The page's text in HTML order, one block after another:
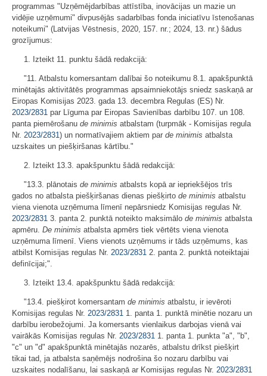
programmas "Uzņēmējdarbības attīstība, inovācijas un mazie un
vidējie uzņēmumi" divpusējās sadarbības fonda iniciatīvu īstenošanas
noteikumi" (Latvijas Vēstnesis, 2020, 157. nr.; 2024, 13. nr.) šādus
grozījumus:
1. Izteikt 11. punktu šādā redakcijā:
"11. Atbalstu komersantam dalībai šo noteikumu 8.1. apakšpunktā
minētajās aktivitātēs programmas apsaimniekotājs sniedz saskaņā ar
Eiropas Komisijas 2023. gada 13. decembra Regulas (ES) Nr.
2023/2831 par Līguma par Eiropas Savienības darbību 107. un 108.
panta piemērošanu de minimis atbalstam (turpmāk - Komisijas regula
Nr. 2023/2831) un normatīvajiem aktiem par de minimis atbalsta
uzskaites un piešķiršanas kārtību."
2. Izteikt 13.3. apakšpunktu šādā redakcijā:
"13.3. plānotais de minimis atbalsts kopā ar iepriekšējos trīs
gados no atbalsta piešķiršanas dienas piešķirto de minimis atbalstu
viena vienota uzņēmuma līmenī nepārsniedz Komisijas regulas Nr.
2023/2831 3. panta 2. punktā noteikto maksimālo de minimis atbalsta
apmēru. De minimis atbalsta apmērs tiek vērtēts viena vienota
uzņēmuma līmenī. Viens vienots uzņēmums ir tāds uzņēmums, kas
atbilst Komisijas regulas Nr. 2023/2831 2. panta 2. punktā noteiktajai
definīcijai;".
3. Izteikt 13.4. apakšpunktu šādā redakcijā:
"13.4. piešķirot komersantam de minimis atbalstu, ir ievēroti
Komisijas regulas Nr. 2023/2831 1. panta 1. punktā minētie nozaru un
darbību ierobežojumi. Ja komersants vienlaikus darbojas vienā vai
vairākās Komisijas regulas Nr. 2023/2831 1. panta 1. punkta "a", "b",
"c" un "d" apakšpunktā minētajās nozarēs, atbalstu drīkst piešķirt
tikai tad, ja atbalsta saņēmējs nodrošina šo nozaru darbību vai
uzskaites nodalīšanu, lai saskaņā ar Komisijas regulas Nr. 2023/2831